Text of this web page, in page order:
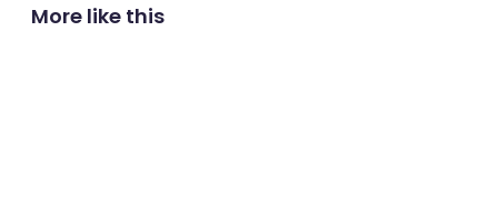
More like this